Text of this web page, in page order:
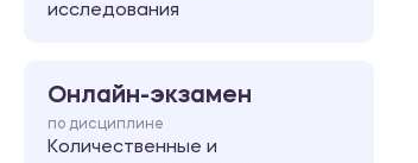
исследования
Онлайн-экзамен
по дисциплине
Количественные и